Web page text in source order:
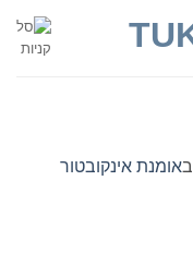
באומנת אינקובטור